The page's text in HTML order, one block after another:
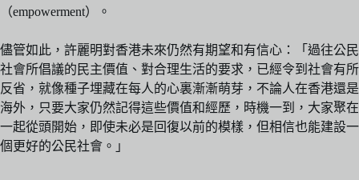
（empowerment）。
儘管如此，許麗明對香港未來仍然有期望和有信心：「過往公民
社會所倡議的民主價值、對合理生活的要求，已經令到社會有所
反省，就像種子埋藏在每人的心裏漸漸萌芽，不論人在香港還是
海外，只要大家仍然記得這些價值和經歷，時機一到，大家聚在
一起從頭開始，即使未必是回復以前的模樣，但相信也能建設一
個更好的公民社會。」